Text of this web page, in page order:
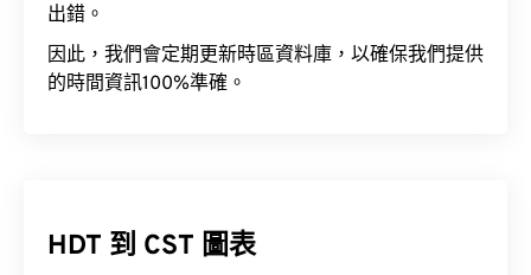
出錯。
因此，我們會定期更新時區資料庫，以確保我們提供
的時間資訊100%準確。
HDT 到 CST 圖表